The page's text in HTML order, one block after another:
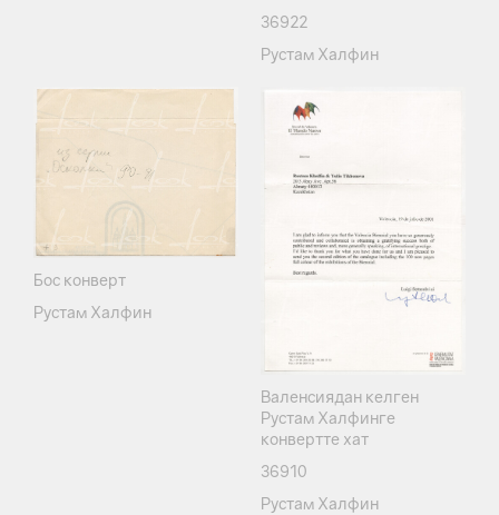
36922
Рустам Халфин
Бос конверт
Рустам Халфин
Валенсиядан келген
Рустам Халфинге
конвертте хат
36910
Рустам Халфин